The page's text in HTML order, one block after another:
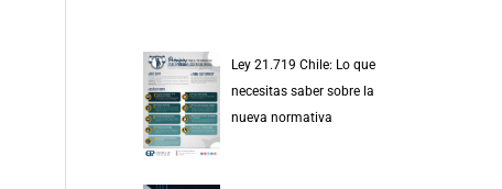
Ley 21.719 Chile: Lo que
necesitas saber sobre la
nueva normativa